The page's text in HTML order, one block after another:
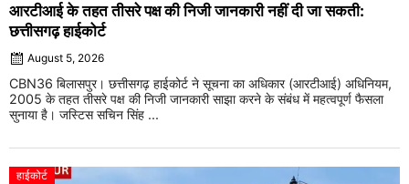
आरटीआई के तहत तीसरे पक्ष की निजी जानकारी नहीं दी जा सकती:
छत्तीसगढ़ हाईकोर्ट
August 5, 2026
CBN36 बिलासपुर। छत्तीसगढ़ हाईकोर्ट ने सूचना का अधिकार (आरटीआई) अधिनियम,
2005 के तहत तीसरे पक्ष की निजी जानकारी साझा करने के संबंध में महत्वपूर्ण फैसला
सुनाया है। जस्टिस सचिन सिंह ...
हाईकोर्ट